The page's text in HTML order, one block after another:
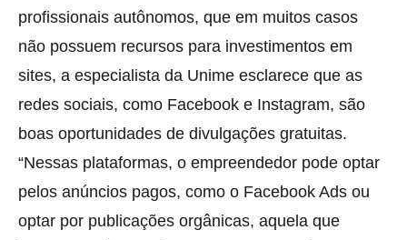
profissionais autônomos, que em muitos casos
não possuem recursos para investimentos em
sites, a especialista da Unime esclarece que as
redes sociais, como Facebook e Instagram, são
boas oportunidades de divulgações gratuitas.
“Nessas plataformas, o empreendedor pode optar
pelos anúncios pagos, como o Facebook Ads ou
optar por publicações orgânicas, aquela que